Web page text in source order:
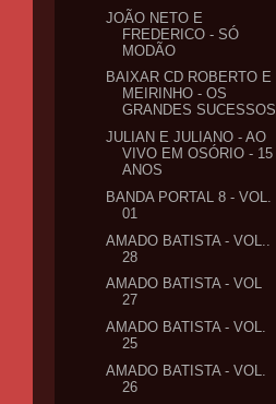
JOÃO NETO E
FREDERICO - SÓ
MODÃO
BAIXAR CD ROBERTO E
MEIRINHO - OS
GRANDES SUCESSOS
JULIAN E JULIANO - AO
VIVO EM OSÓRIO - 15
ANOS
BANDA PORTAL 8 - VOL.
01
AMADO BATISTA - VOL..
28
AMADO BATISTA - VOL
27
AMADO BATISTA - VOL.
25
AMADO BATISTA - VOL.
26